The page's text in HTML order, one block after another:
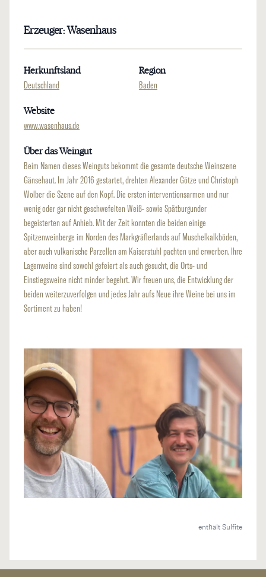
Erzeuger: Wasenhaus
Herkunftsland
Deutschland
Region
Baden
Website
www.wasenhaus.de
Über das Weingut
Beim Namen dieses Weinguts bekommt die gesamte deutsche Weinszene
Gänsehaut. Im Jahr 2016 gestartet, drehten Alexander Götze und Christoph
Wolber die Szene auf den Kopf. Die ersten interventionsarmen und nur
wenig oder gar nicht geschwefelten Weiß- sowie Spätburgunder
begeisterten auf Anhieb. Mit der Zeit konnten die beiden einige
Spitzenweinberge im Norden des Markgräflerlands auf Muschelkalkböden,
aber auch vulkanische Parzellen am Kaiserstuhl pachten und erwerben. Ihre
Lagenweine sind sowohl gefeiert als auch gesucht, die Orts- und
Einstiegsweine nicht minder begehrt. Wir freuen uns, die Entwicklung der
beiden weiterzuverfolgen und jedes Jahr aufs Neue ihre Weine bei uns im
Sortiment zu haben!
enthält Sulfite